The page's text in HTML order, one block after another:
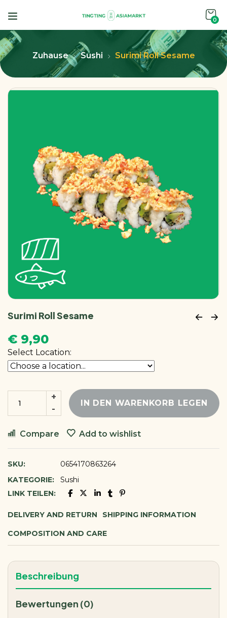
0
Zuhause Sushi Surimi Roll Sesame
Surimi Roll Sesame
€ 9,90
Select Location:
IN DEN WARENKORB LEGEN
Compare Add to wishlist
SKU:
0654170863264
KATEGORIE:
Sushi
LINK TEILEN:
DELIVERY AND RETURN SHIPPING INFORMATION
COMPOSITION AND CARE
Beschreibung
Bewertungen (0)